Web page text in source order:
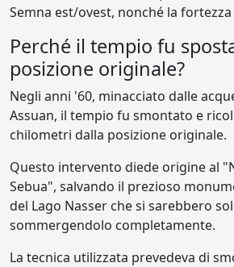
Semna est/ovest, nonché la
Perché il tempio fu
posizione originale?
Negli anni '60, minacciato dalle
Assuan, il tempio fu smontato e
chilometri dalla posizione originale.
Questo intervento diede origine al
Sebua", salvando il prezioso
del Lago Nasser che si sarebbero
sommergendolo completamente.
La tecnica utilizzata prevedeva di